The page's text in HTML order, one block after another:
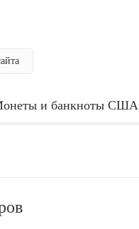
и банкноты США